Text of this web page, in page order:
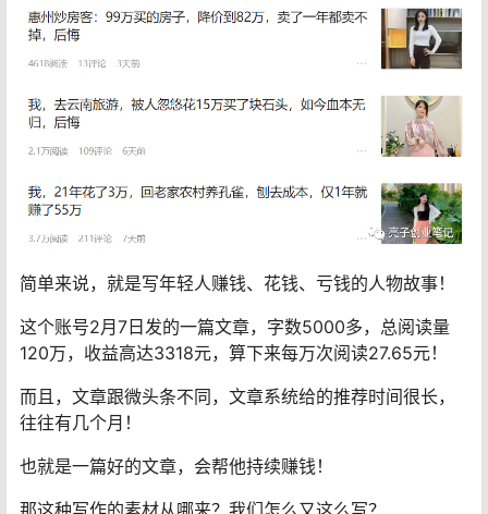
简单来说，就是写年轻人赚钱、花钱、亏钱的人物故事！
这个账号2月7日发的一篇文章，字数5000多，总阅读量
120万，收益高达3318元，算下来每万次阅读27.65元！
而且，文章跟微头条不同，文章系统给的推荐时间很长，
往往有几个月！
也就是一篇好的文章，会帮他持续赚钱！
那这种写作的素材从哪来？我们怎么又这么写？